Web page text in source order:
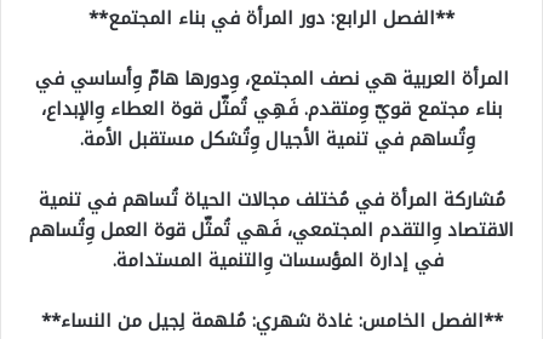
**الفصل الرابع: دور المرأة في بناء المجتمع**
المرأة العربية هي نصف المجتمع، وِدورها هامّ وِأساسي في
بناء مجتمع قويّ وِمتقدم. فَهِي تُمثّل قوة العطاء وِالإبداع،
وِتُساهم في تنمية الأجيال وِتُشكل مستقبل الأمة.
مُشاركة المرأة في مُختلف مجالات الحياة تُساهم في تنمية
الاقتصاد وِالتقدم المجتمعي، فَهي تُمثّل قوة العمل وِتُساهم
في إدارة المؤسسات وِالتنمية المستدامة.
**الفصل الخامس: غادة شهري: مُلهمة لِجيل من النساء**